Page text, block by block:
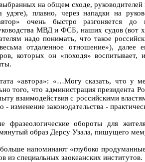
на общем сходе, руководителей
удэге), плавно, через нападки на
очень быстро разгоняется до
МВД и ФСБ, наших судов (вот
надо понимать, что такое
отдаленное отношение»), далее
которых он «походя» воспитывает,
«автора»: «…Могу сказать, что у
того, что администрация президента
взаимодействия с российскими
- изменение законодательства -
фразеологические обороты для
образ Дерсу Узала, пишущего
напоминают «глубоко
из специальных заокеанских институтов.